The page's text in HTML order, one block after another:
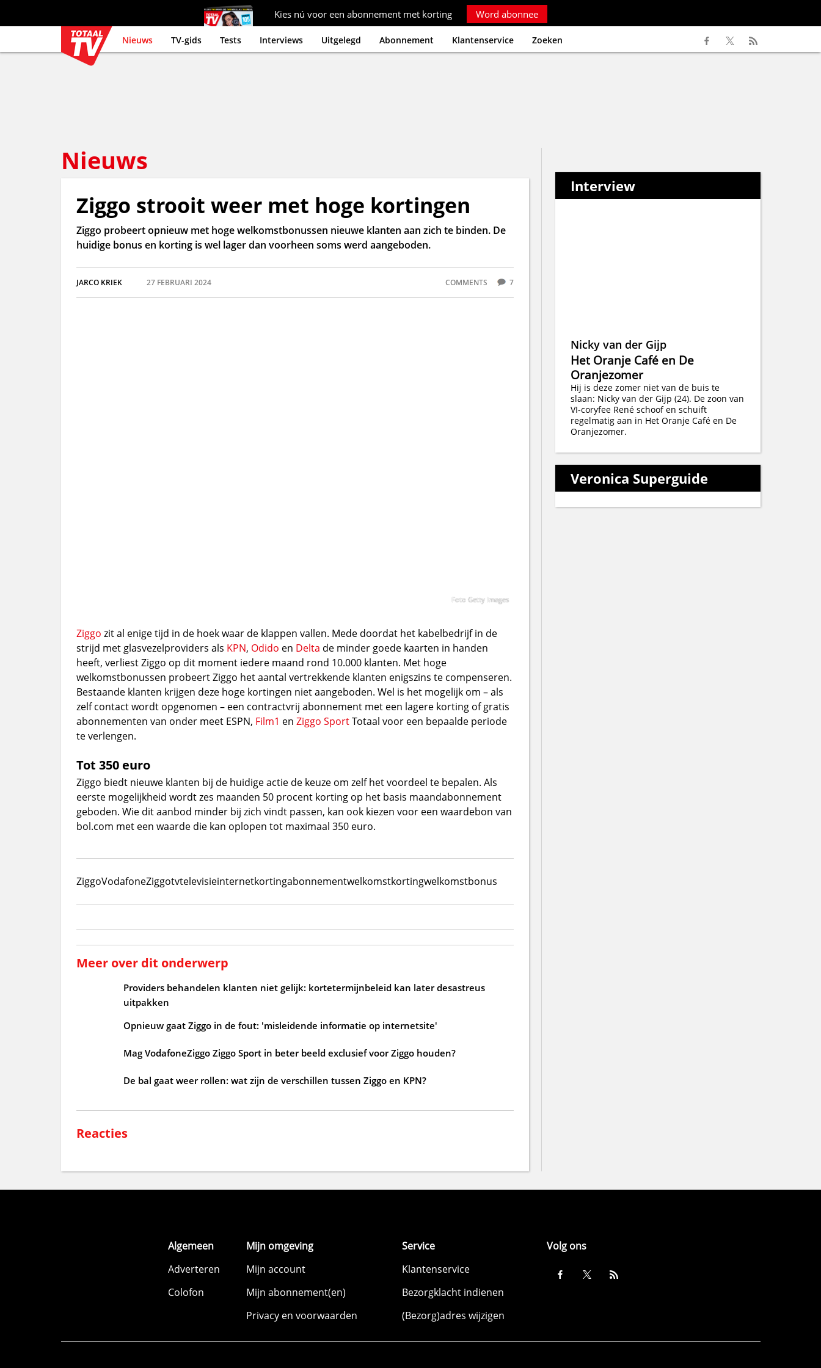
Kies nú voor een abonnement met korting Word abonnee
Nieuws TV-gids Tests Interviews Uitgelegd Abonnement Klantenservice Zoeken
Nieuws
Ziggo strooit weer met hoge kortingen
Ziggo probeert opnieuw met hoge welkomstbonussen nieuwe klanten aan zich te binden. De
huidige bonus en korting is wel lager dan voorheen soms werd aangeboden.
JARCO KRIEK 27 FEBRUARI 2024 COMMENTS 7
Foto Getty Images
Ziggo zit al enige tijd in de hoek waar de klappen vallen. Mede doordat het kabelbedrijf in de
strijd met glasvezelproviders als KPN, Odido en Delta de minder goede kaarten in handen
heeft, verliest Ziggo op dit moment iedere maand rond 10.000 klanten. Met hoge
welkomstbonussen probeert Ziggo het aantal vertrekkende klanten enigszins te compenseren.
Bestaande klanten krijgen deze hoge kortingen niet aangeboden. Wel is het mogelijk om – als
zelf contact wordt opgenomen – een contractvrij abonnement met een lagere korting of gratis
abonnementen van onder meet ESPN, Film1 en Ziggo SportTotaal voor een bepaalde periode
te verlengen.
Tot 350 euro
Ziggo biedt nieuwe klanten bij de huidige actie de keuze om zelf het voordeel te bepalen. Als
eerste mogelijkheid wordt zes maanden 50 procent korting op het basis maandabonnement
geboden. Wie dit aanbod minder bij zich vindt passen, kan ook kiezen voor een waardebon van
bol.com met een waarde die kan oplopen tot maximaal 350 euro.
ZiggoVodafoneZiggotvtelevisieinternetkortingabonnementwelkomstkortingwelkomstbonus
Meer over dit onderwerp
Providers behandelen klanten niet gelijk: kortetermijnbeleid kan later desastreus
uitpakken
Opnieuw gaat Ziggo in de fout: 'misleidende informatie op internetsite'
Mag VodafoneZiggo Ziggo Sport in beter beeld exclusief voor Ziggo houden?
De bal gaat weer rollen: wat zijn de verschillen tussen Ziggo en KPN?
Reacties
Interview
Nicky van der Gijp
Het Oranje Café en De
Oranjezomer
Hij is deze zomer niet van de buis te
slaan: Nicky van der Gijp (24). De zoon van
VI-coryfee René schoof en schuift
regelmatig aan in Het Oranje Café en De
Oranjezomer.
Veronica Superguide
Algemeen
Adverteren
Colofon
Mijn omgeving
Mijn account
Mijn abonnement(en)
Privacy en voorwaarden
Service
Klantenservice
Bezorgklacht indienen
(Bezorg)adres wijzigen
Volg ons